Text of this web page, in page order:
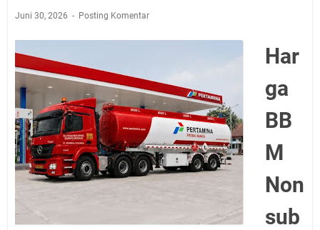
Juni 30, 2026 Posting Komentar
Har
ga
BB
M
Non
sub